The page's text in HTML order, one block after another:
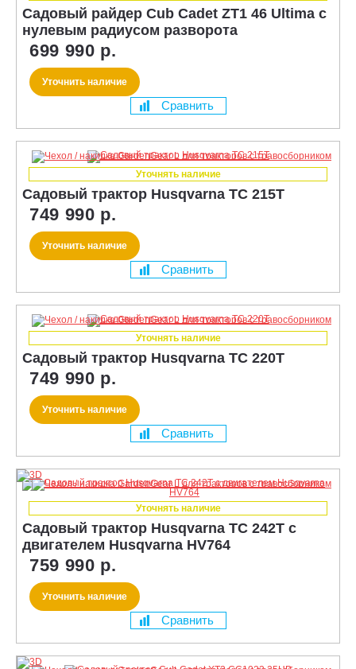
Садовый райдер Cub Cadet ZT1 46 Ultima с
нулевым радиусом разворота
699 990 р.
Уточнить наличие
Сравнить
Уточнять наличие
Садовый трактор Husqvarna TC 215T
749 990 р.
Уточнить наличие
Сравнить
Уточнять наличие
Садовый трактор Husqvarna TC 220T
749 990 р.
Уточнить наличие
Сравнить
Уточнять наличие
Садовый трактор Husqvarna TC 242T с
двигателем Husqvarna HV764
759 990 р.
Уточнить наличие
Сравнить